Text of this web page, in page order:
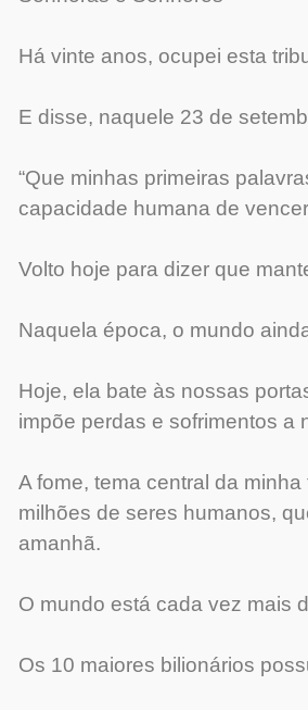
Há vinte anos, ocupei esta
E disse, naquele 23 de
“Que minhas primeiras
capacidade humana de
Volto hoje para dizer que
Naquela época, o mundo
Hoje, ela bate às nossas
impõe perdas e sofrimentos a
A fome, tema central da
milhões de seres humanos,
amanhã.
O mundo está cada vez mais
Os 10 maiores bilionários